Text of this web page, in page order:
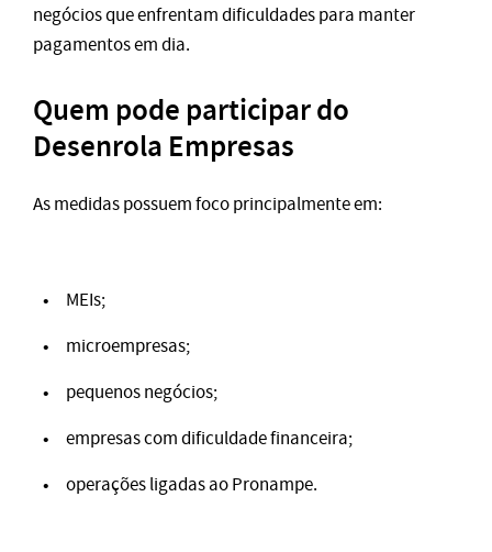
negócios que enfrentam dificuldades para manter
pagamentos em dia.
Quem pode participar do
Desenrola Empresas
As medidas possuem foco principalmente em:
MEIs;
microempresas;
pequenos negócios;
empresas com dificuldade financeira;
operações ligadas ao Pronampe.